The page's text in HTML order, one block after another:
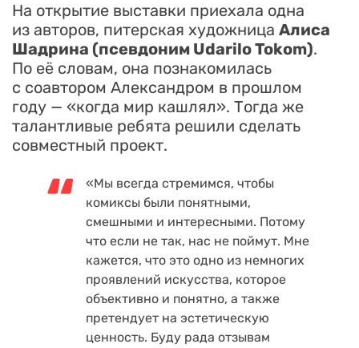
На открытие выставки приехала одна
из авторов, питерская художница Алиса
Шадрина (псевдоним Udarilo Tokom).
По её словам, она познакомилась
с соавтором Александром в прошлом
году — «когда мир кашлял». Тогда же
талантливые ребята решили сделать
совместный проект.
«Мы всегда стремимся, чтобы
комиксы были понятными,
смешными и интересными. Потому
что если не так, нас не поймут. Мне
кажется, что это одно из немногих
проявлений искусства, которое
объективно и понятно, а также
претендует на эстетическую
ценность. Буду рада отзывам